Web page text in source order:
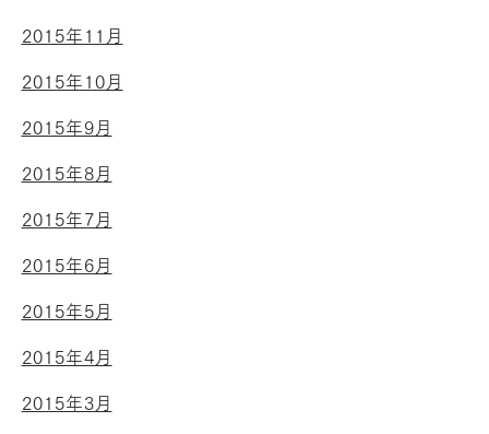
2015年11月
2015年10月
2015年9月
2015年8月
2015年7月
2015年6月
2015年5月
2015年4月
2015年3月